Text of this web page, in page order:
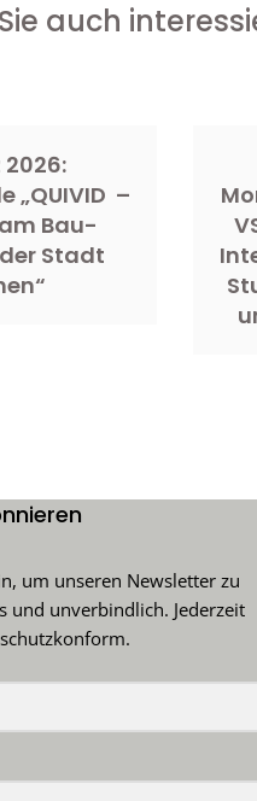
auch
2026:
„QUIVID –
Bau-
Stadt
um unseren Newsletter zu
und unverbindlich. Jederzeit